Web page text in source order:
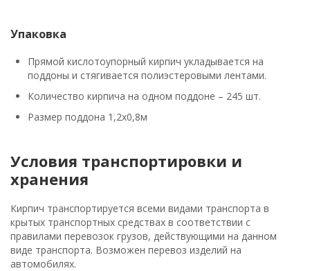
Упаковка
Прямой кислотоупорный кирпич укладывается на
поддоны и стягивается полиэстеровыми лентами.
Количество кирпича на одном поддоне – 245 шт.
Размер поддона 1,2х0,8м
Условия транспортировки и
хранения
Кирпич транспортируется всеми видами транспорта в
крытых транспортных средствах в соответствии с
правилами перевозок грузов, действующими на данном
виде транспорта. Возможен перевоз изделий на
автомобилях.